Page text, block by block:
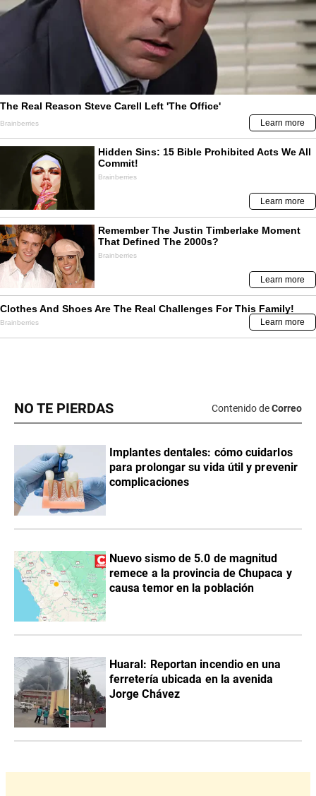
NO TE PIERDAS Contenido deCorreo
Implantes dentales: cómo cuidarlos
para prolongar su vida útil y prevenir
complicaciones
Nuevo sismo de 5.0 de magnitud
remece a la provincia de Chupaca y
causa temor en la población
Huaral: Reportan incendio en una
ferretería ubicada en la avenida
Jorge Chávez